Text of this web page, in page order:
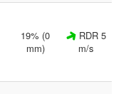
19% (0
mm)
RDR 5
m/s